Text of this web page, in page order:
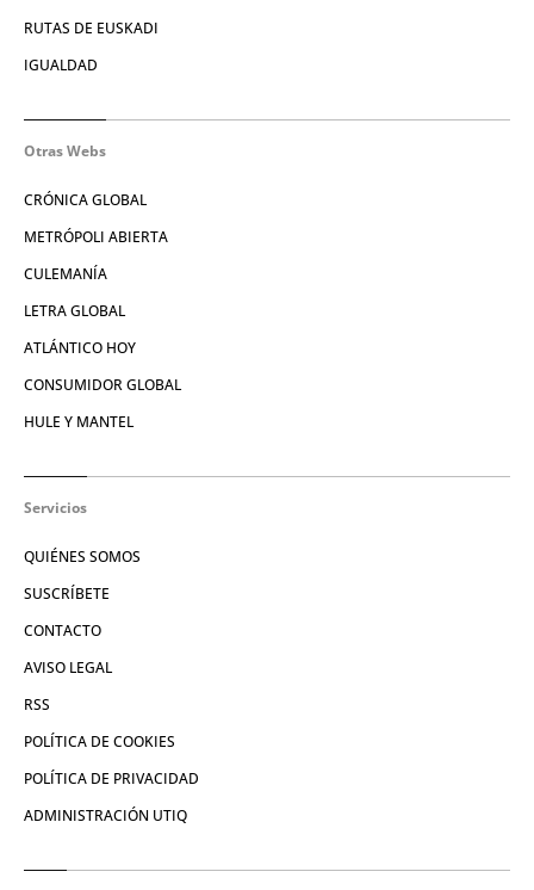
RUTAS DE EUSKADI
IGUALDAD
Otras Webs
CRÓNICA GLOBAL
METRÓPOLI ABIERTA
CULEMANÍA
LETRA GLOBAL
ATLÁNTICO HOY
CONSUMIDOR GLOBAL
HULE Y MANTEL
Servicios
QUIÉNES SOMOS
SUSCRÍBETE
CONTACTO
AVISO LEGAL
RSS
POLÍTICA DE COOKIES
POLÍTICA DE PRIVACIDAD
ADMINISTRACIÓN UTIQ